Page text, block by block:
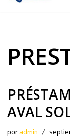
Saltar
AVAL
poradmin